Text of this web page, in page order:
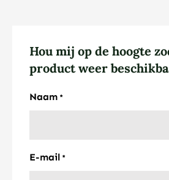
Hou mij op de hoogte
product weer
Naam *
E-mail *